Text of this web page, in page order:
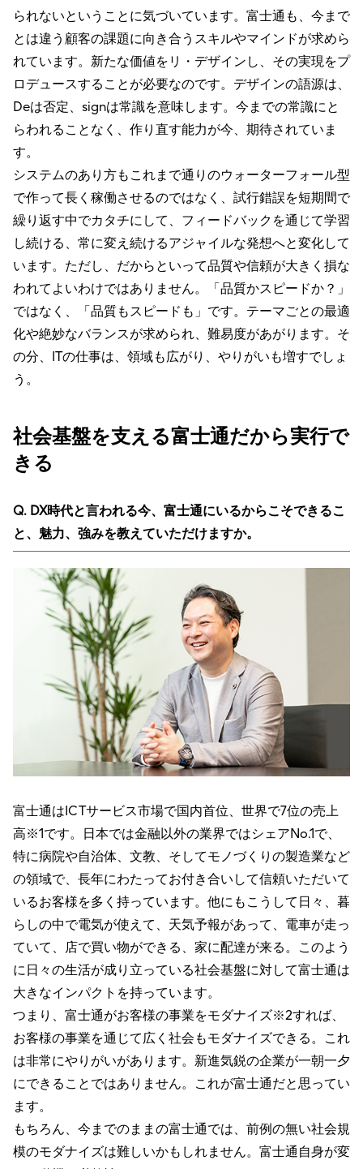
られないということに気づいています。富士通も、今まで
とは違う顧客の課題に向き合うスキルやマインドが求めら
れています。新たな価値をリ・デザインし、その実現をプ
ロデュースすることが必要なのです。デザインの語源は、
Deは否定、signは常識を意味します。今までの常識にと
らわれることなく、作り直す能力が今、期待されていま
す。
システムのあり方もこれまで通りのウォーターフォール型
で作って長く稼働させるのではなく、試行錯誤を短期間で
繰り返す中でカタチにして、フィードバックを通じて学習
し続ける、常に変え続けるアジャイルな発想へと変化して
います。ただし、だからといって品質や信頼が大きく損な
われてよいわけではありません。「品質かスピードか？」
ではなく、「品質もスピードも」です。テーマごとの最適
化や絶妙なバランスが求められ、難易度があがります。そ
の分、ITの仕事は、領域も広がり、やりがいも増すでしょ
う。
社会基盤を支える富士通だから実行で
きる
Q. DX時代と言われる今、富士通にいるからこそできるこ
と、魅力、強みを教えていただけますか。
富士通はICTサービス市場で国内首位、世界で7位の売上
高※1です。日本では金融以外の業界ではシェアNo.1で、
特に病院や自治体、文教、そしてモノづくりの製造業など
の領域で、長年にわたってお付き合いして信頼いただいて
いるお客様を多く持っています。他にもこうして日々、暮
らしの中で電気が使えて、天気予報があって、電車が走っ
ていて、店で買い物ができる、家に配達が来る。このよう
に日々の生活が成り立っている社会基盤に対して富士通は
大きなインパクトを持っています。
つまり、富士通がお客様の事業をモダナイズ※2すれば、
お客様の事業を通じて広く社会もモダナイズできる。これ
は非常にやりがいがあります。新進気鋭の企業が一朝一夕
にできることではありません。これが富士通だと思ってい
ます。
もちろん、今までのままの富士通では、前例の無い社会規
模のモダナイズは難しいかもしれません。富士通自身が変